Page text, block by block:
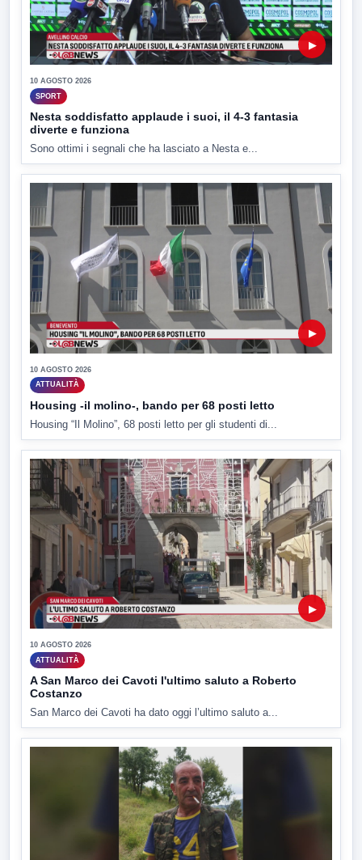
▶
10 AGOSTO 2026
SPORT
Nesta soddisfatto applaude i suoi, il 4-3 fantasia
diverte e funziona
Sono ottimi i segnali che ha lasciato a Nesta e...
▶
10 AGOSTO 2026
ATTUALITÀ
Housing -il molino-, bando per 68 posti letto
Housing “Il Molino”, 68 posti letto per gli studenti di...
▶
10 AGOSTO 2026
ATTUALITÀ
A San Marco dei Cavoti l'ultimo saluto a Roberto
Costanzo
San Marco dei Cavoti ha dato oggi l’ultimo saluto a...